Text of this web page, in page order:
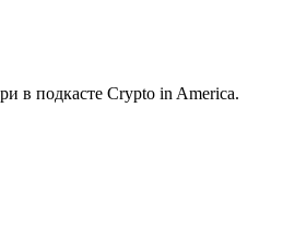
в подкасте Crypto in America.